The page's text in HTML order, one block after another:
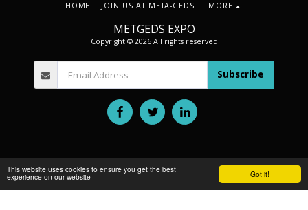
Got it!
This website uses cookies to ensure you get the best
experience on our website
METGEDS EXPO
Copyright © 2026 All rights reserved
HOME JOIN US AT META-GEDS MORE
Subscribe